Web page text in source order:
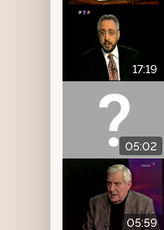
17:19
05:02
05:59